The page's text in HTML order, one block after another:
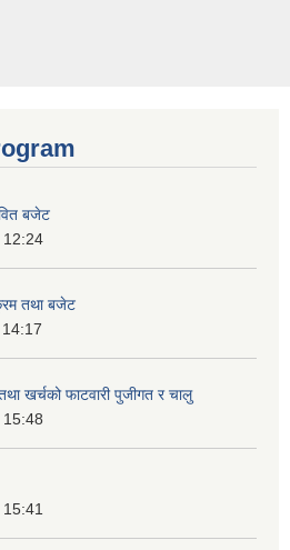
बजेट
तथा बजेट
फाटवारी पुजीगत र चालु